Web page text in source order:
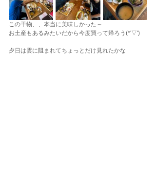
この干物、、本当に美味しかった～
お土産もあるみたいだから今度買って帰ろう(*'▽')
夕日は雲に阻まれてちょっとだけ見れたかな